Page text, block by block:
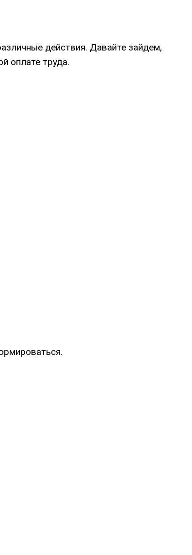
действия. Давайте зайдем,
оплате труда.